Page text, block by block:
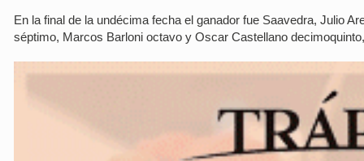
En la final de la undécima fecha el ganador fue Saavedra, Julio
séptimo, Marcos Barloni octavo y Oscar Castellano